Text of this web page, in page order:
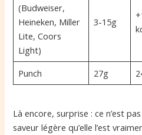
(Budweiser,
Heineken, Miller
Lite, Coors
Light)
3-15g
Punch 27g
Là encore, surprise : ce n’est
saveur légère qu’elle l’est